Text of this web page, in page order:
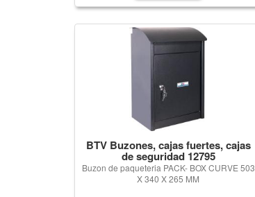
BTV Buzones, cajas fuertes, cajas
de seguridad 12795
Buzon de paqueteria PACK- BOX CURVE 503
X 340 X 265 MM